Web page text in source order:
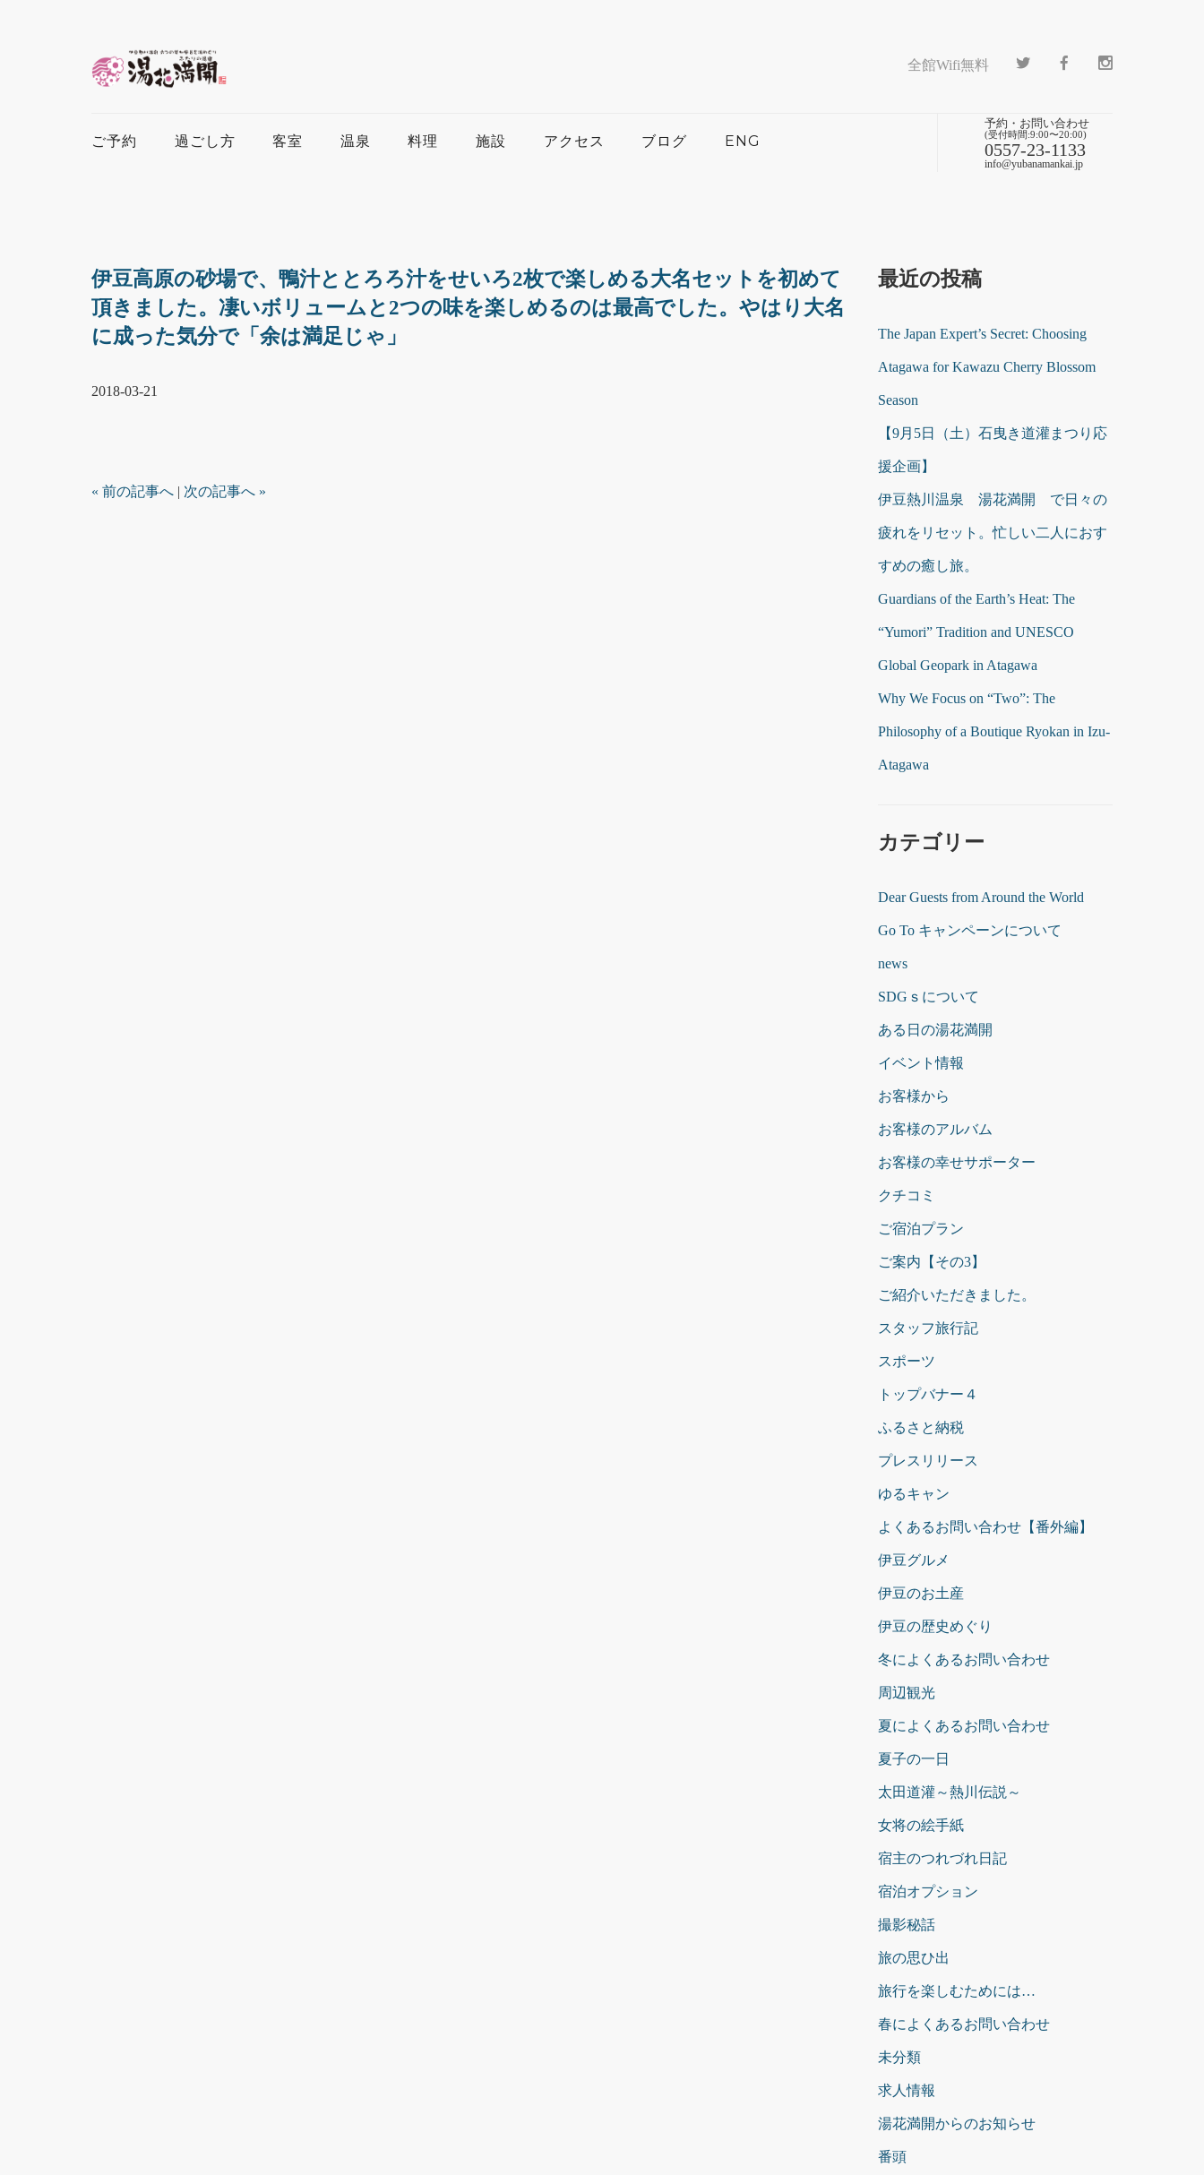
全館Wifi無料
ご予約 過ごし方 客室 温泉 料理 施設 アクセス ブログ ENG
予約・お問い合わせ
(受付時間:9:00〜20:00)
0557-23-1133
info@yubanamankai.jp
伊豆高原の砂場で、鴨汁ととろろ汁をせいろ2枚で楽しめる大名セットを初めて
頂きました。凄いボリュームと2つの味を楽しめるのは最高でした。やはり大名
に成った気分で「余は満足じゃ」
2018-03-21
« 前の記事へ | 次の記事へ »
最近の投稿
The Japan Expert’s Secret: Choosing
Atagawa for Kawazu Cherry Blossom
Season
【9月5日（土）石曳き道灌まつり応
援企画】
伊豆熱川温泉 湯花満開 で日々の
疲れをリセット。忙しい二人におす
すめの癒し旅。
Guardians of the Earth’s Heat: The
“Yumori” Tradition and UNESCO
Global Geopark in Atagawa
Why We Focus on “Two”: The
Philosophy of a Boutique Ryokan in Izu-
Atagawa
カテゴリー
Dear Guests from Around the World
Go To キャンペーンについて
news
SDGｓについて
ある日の湯花満開
イベント情報
お客様から
お客様のアルバム
お客様の幸せサポーター
クチコミ
ご宿泊プラン
ご案内【その3】
ご紹介いただきました。
スタッフ旅行記
スポーツ
トップバナー４
ふるさと納税
プレスリリース
ゆるキャン
よくあるお問い合わせ【番外編】
伊豆グルメ
伊豆のお土産
伊豆の歴史めぐり
冬によくあるお問い合わせ
周辺観光
夏によくあるお問い合わせ
夏子の一日
太田道灌～熱川伝説～
女将の絵手紙
宿主のつれづれ日記
宿泊オプション
撮影秘話
旅の思ひ出
旅行を楽しむためには…
春によくあるお問い合わせ
未分類
求人情報
湯花満開からのお知らせ
番頭